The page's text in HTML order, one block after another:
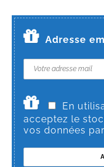
Adresse
En
acceptez le
vos données